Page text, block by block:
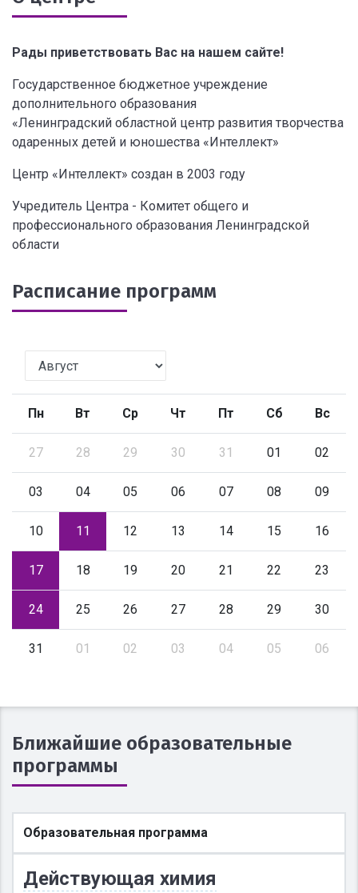
Рады приветствовать Вас на нашем сайте!
Государственное бюджетное учреждение
дополнительного образования
«Ленинградский областной центр развития творчества
одаренных детей и юношества «Интеллект»
Центр «Интеллект» создан в 2003 году
Учредитель Центра - Комитет общего и
профессионального образования Ленинградской
области
Расписание программ
Пн Вт Ср Чт Пт Сб Вс
27 28 29 30 31 01 02
03 04 05 06 07 08 09
10 11 12 13 14 15 16
17 18 19 20 21 22 23
24 25 26 27 28 29 30
31 01 02 03 04 05 06
Ближайшие образовательные
программы
Образовательная программа
Действующая химия